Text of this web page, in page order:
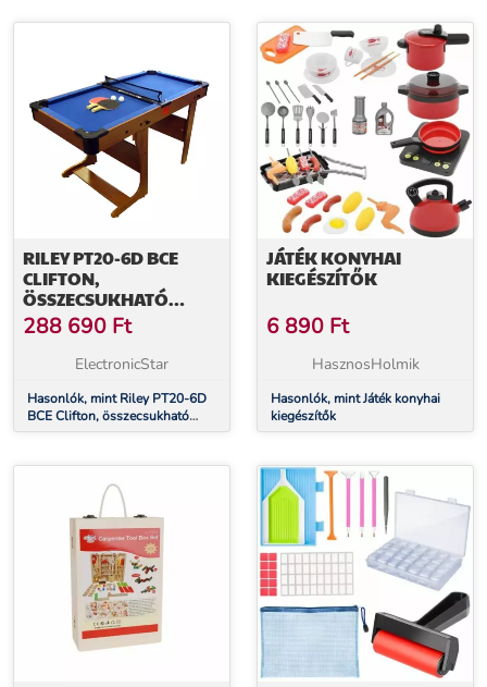
RILEY PT20-6D BCE
CLIFTON,
ÖSSZECSUKHATÓ
BILIÁRD ASZTAL,
ASZTALITENISZ
KIEGÉSZÍTŐKKEL
288 690 Ft
ElectronicStar
Hasonlók, mint Riley PT20-6D
BCE Clifton, összecsukható
biliárd asztal, asztalitenisz
JÁTÉK KONYHAI
KIEGÉSZÍTŐK
6 890 Ft
HasznosHolmik
Hasonlók, mint Játék konyhai
kiegészítők